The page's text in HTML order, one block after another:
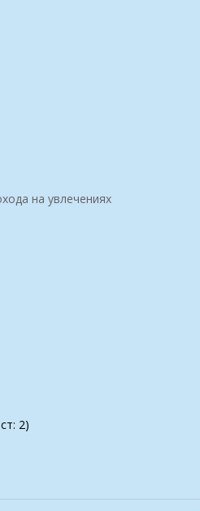
на увлечениях
2)